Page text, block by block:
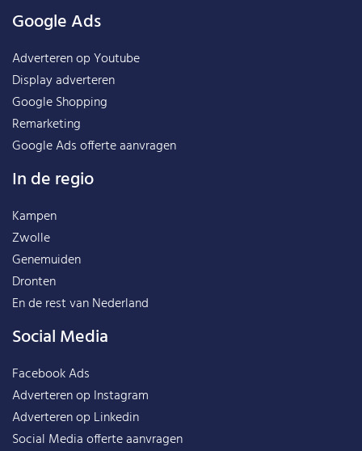
Google Ads
Adverteren op Youtube
Display adverteren
Google Shopping
Remarketing
Google Ads offerte aanvragen
In de regio
Kampen
Zwolle
Genemuiden
Dronten
En de rest vanNederland
Social Media
Facebook Ads
Adverteren op Instagram
Adverteren op Linkedin
Social Media offerte aanvragen